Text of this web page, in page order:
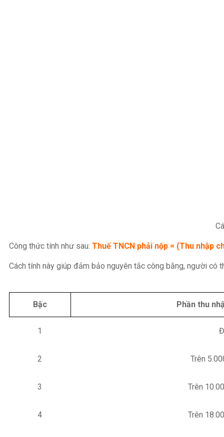
Công thức tính như sau: Thuế TNCN phải nộp = (Thu nhập
Cách tính này giúp đảm bảo nguyên tắc công bằng, người có
Bậc Phần thu
1
2 Trên
3 Trên
4 Trên